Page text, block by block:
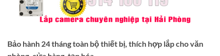
Bảo hành 24 tháng toàn bộ thiết bị, thích hợp lắp cho văn